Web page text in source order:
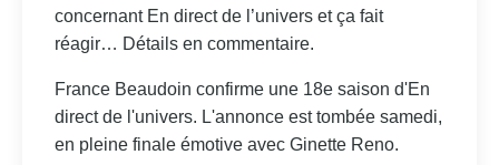
concernant En direct de l’univers et ça fait
réagir… Détails en commentaire.
France Beaudoin confirme une 18e saison d'En
direct de l'univers. L'annonce est tombée samedi,
en pleine finale émotive avec Ginette Reno.